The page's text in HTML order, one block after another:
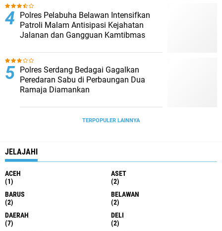
Polres Pelabuha Belawan Intensifkan
Patroli Malam Antisipasi Kejahatan
Jalanan dan Gangguan Kamtibmas
Polres Serdang Bedagai Gagalkan
Peredaran Sabu di Perbaungan Dua
Ramaja Diamankan
TERPOPULER LAINNYA
JELAJAHI
ACEH
(1)
ASET
(2)
BARUS
(2)
BELAWAN
(2)
DAERAH
(7)
DELI
(2)